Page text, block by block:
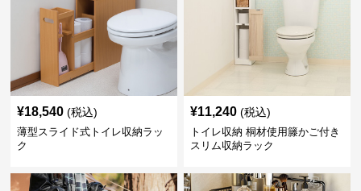
¥18,540 (税込)
薄型スライド式トイレ収納ラッ
ク
¥11,240 (税込)
トイレ収納 桐材使用籐かご付き
スリム収納ラック